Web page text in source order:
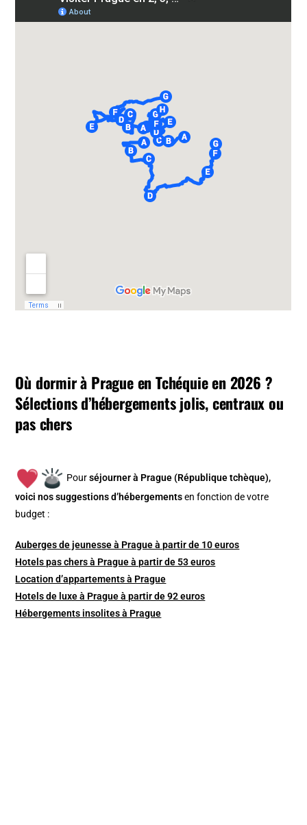
Où dormir à Prague en Tchéquie en 2026 ?
Sélections d’hébergements jolis, centraux ou
pas chers
Pourséjourner à Prague (République tchèque),
voici nos suggestions d’hébergements en fonction de votre
budget :
Auberges de jeunesse à Prague à partir de 10 euros
Hotels pas chers à Prague à partir de 53 euros
Location d’appartements à Prague
Hotels de luxe à Prague à partir de 92 euros
Hébergements insolites à Prague